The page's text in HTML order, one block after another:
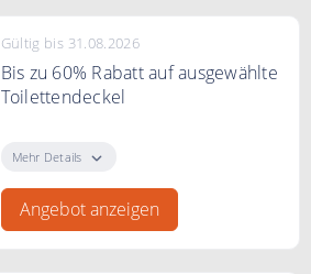
Gültig bis 31.08.2026
Bis zu 60% Rabatt auf ausgewählte
Toilettendeckel
Toilettendeckel im Sale
Mehr Details
Angebot anzeigen